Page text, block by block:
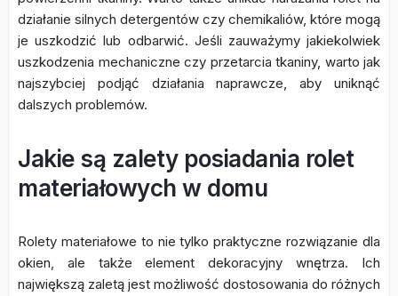
działanie silnych detergentów czy chemikaliów, które mogą
je uszkodzić lub odbarwić. Jeśli zauważymy jakiekolwiek
uszkodzenia mechaniczne czy przetarcia tkaniny, warto jak
najszybciej podjąć działania naprawcze, aby uniknąć
dalszych problemów.
Jakie są zalety posiadania rolet
materiałowych w domu
Rolety materiałowe to nie tylko praktyczne rozwiązanie dla
okien, ale także element dekoracyjny wnętrza. Ich
największą zaletą jest możliwość dostosowania do różnych